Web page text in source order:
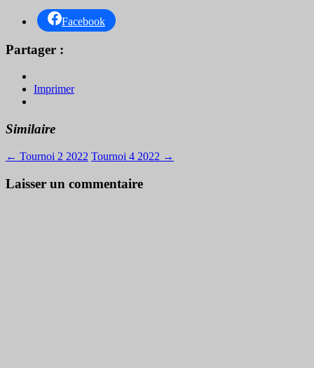
Facebook
Partager :
Imprimer
Similaire
← Tournoi 2 2022 Tournoi 4 2022 →
Laisser un commentaire